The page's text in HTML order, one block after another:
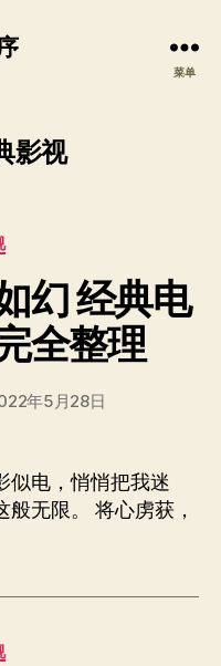
菜单
影视
幻 经典电
全整理
年5月28日
似电，悄悄把我迷
无限。 将心虏获，